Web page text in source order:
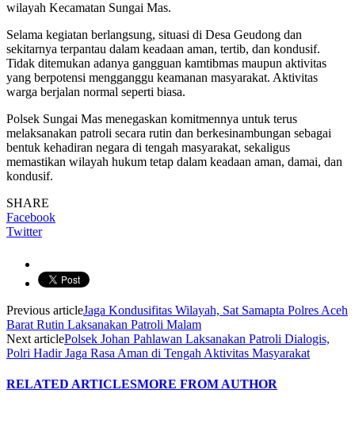
wilayah Kecamatan Sungai Mas.
Selama kegiatan berlangsung, situasi di Desa Geudong dan
sekitarnya terpantau dalam keadaan aman, tertib, dan kondusif.
Tidak ditemukan adanya gangguan kamtibmas maupun aktivitas
yang berpotensi mengganggu keamanan masyarakat. Aktivitas
warga berjalan normal seperti biasa.
Polsek Sungai Mas menegaskan komitmennya untuk terus
melaksanakan patroli secara rutin dan berkesinambungan sebagai
bentuk kehadiran negara di tengah masyarakat, sekaligus
memastikan wilayah hukum tetap dalam keadaan aman, damai, dan
kondusif.
SHARE
Facebook
Twitter
Previous articleJaga Kondusifitas Wilayah, Sat Samapta Polres Aceh
Barat Rutin Laksanakan Patroli Malam
Next articlePolsek Johan Pahlawan Laksanakan Patroli Dialogis,
Polri Hadir Jaga Rasa Aman di Tengah Aktivitas Masyarakat
RELATED ARTICLESMORE FROM AUTHOR